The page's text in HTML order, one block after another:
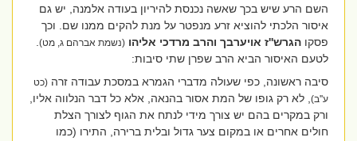
השם הרע שיש בכך שאשה נכנסת להיריון בעודה אלמנה, יש גם
איסור הלכתי להוציא זרע מנפטר על מנת להקים ממנו שם. וכך
פסקוהגרש''ז אויערבך והרב מרדכי אליהו(נשמת אברהם ג, מט).
לטעם האיסור הביא הרב שפרן שתי סיבות:
סיבה ראשונה, כפי שעולה מדברי הגמרא במסכת עבודה זרה(כט
ע''ב), לא רק גופו של המת אסור בהנאה, אלא כל דבר הנלווה אליו,
ורק במקרים בהם יש צורך מידי לנתח את הגוף לצורך הצלת
חולים אחרים או במקום צער גדול ובלית ברירה, התירו (כמו